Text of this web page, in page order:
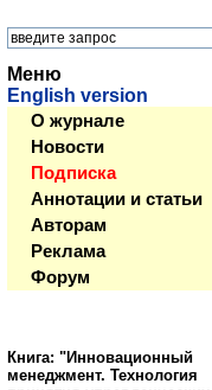
Меню
English version
О журнале
Новости
Подписка
Аннотации и статьи
Авторам
Реклама
Форум
Книга: "Инновационный
менеджмент. Технология